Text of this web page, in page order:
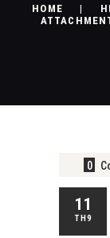
HOME
0
11
TH9